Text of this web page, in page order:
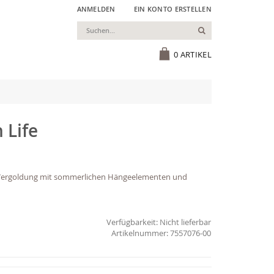
ANMELDEN EIN KONTO ERSTELLEN
0 ARTIKEL
Suchen
Life
mit sommerlichen Hängeelementen und
Verfügbarkeit: Nicht lieferbar
7557076-00